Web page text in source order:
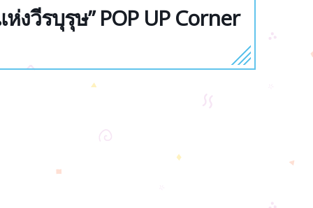
งวีรบุรุษ” POP UP Corner